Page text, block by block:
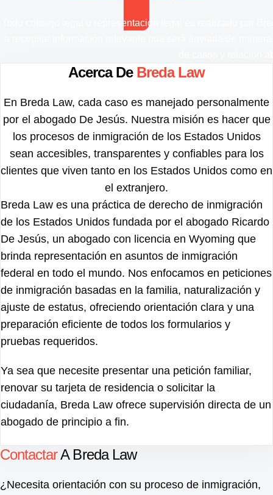
Todo consejo legal o representación legal es realizado por
Acerca De Breda Law
En Breda Law, cada caso es manejado personalmente
por el abogado De Jesús. Nuestra misión es hacer que
los procesos de inmigración de los Estados Unidos
sean accesibles, transparentes y confiables para los
clientes que viven tanto en los Estados Unidos como en
el extranjero.
Breda Law es una práctica de derecho de inmigración
de los Estados Unidos fundada por el abogado Ricardo
De Jesús, un abogado con licencia en Wyoming que
brinda representación en asuntos de inmigración
federal en todo el mundo. Nos enfocamos en peticiones
de inmigración basadas en la familia, naturalización y
ajuste de estatus, ofreciendo orientación clara y una
preparación eficiente de todos los formularios y
pruebas requeridos.
Ya sea que necesite presentar una petición familiar,
renovar su tarjeta de residencia o solicitar la
ciudadanía, Breda Law ofrece supervisión directa de un
abogado de principio a fin.
ContactarA Breda Law
¿Necesita orientación con su proceso de inmigración,